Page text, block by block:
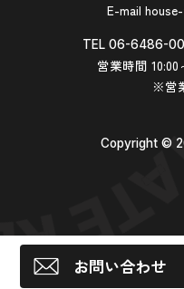
お問い合わせ
E-mail
TEL 06-6486-
営業時間
※営
Copyright ©︎